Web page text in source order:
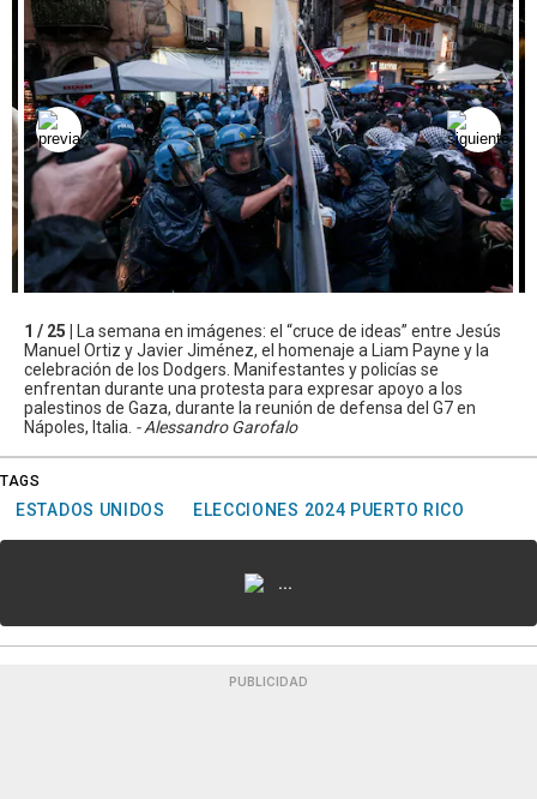
1 / 25 |
La semana en imágenes: el “cruce de ideas” entre Jesús
Manuel Ortiz y Javier Jiménez, el homenaje a Liam Payne y la
celebración de los Dodgers. Manifestantes y policías se
enfrentan durante una protesta para expresar apoyo a los
palestinos de Gaza, durante la reunión de defensa del G7 en
Nápoles, Italia. - Alessandro Garofalo
TAGS
ESTADOS UNIDOS ELECCIONES 2024 PUERTO RICO
...
PUBLICIDAD